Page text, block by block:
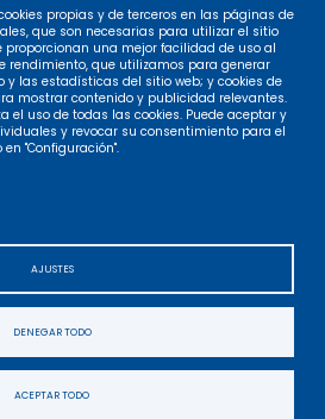
propias y de terceros en las páginas de
que son necesarias para utilizar el sitio
proporcionan una mejor facilidad de uso al
rendimiento, que utilizamos para generar
y las estadísticas del sitio web; y cookies de
mostrar contenido y publicidad relevantes.
el uso de todas las cookies. Puede aceptar y
y revocar su consentimiento para el
"Configuración".
AJUSTES
DENEGAR TODO
ACEPTAR TODO